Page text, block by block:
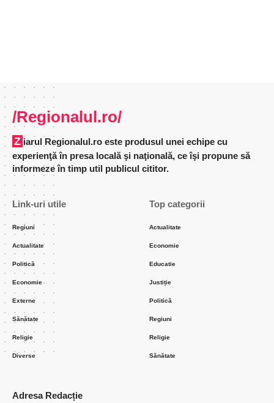
/Regionalul.ro/
Ziarul Regionalul.ro este produsul unei echipe cu
experienţă în presa locală şi naţională, ce îşi propune să
informeze în timp util publicul cititor.
Link-uri utile
Regiuni
Actualitate
Politică
Economie
Externe
Sănătate
Religie
Diverse
Top categorii
Actualitate
Economie
Educatie
Justiție
Politică
Regiuni
Religie
Sănătate
Adresa Redacție